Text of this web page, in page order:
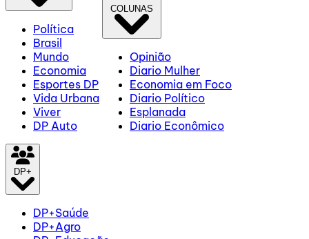
Política
Brasil
Mundo
Economia
Esportes DP
Vida Urbana
Viver
DP Auto
COLUNAS
Opinião
Diario Mulher
Economia em Foco
Diario Político
Esplanada
Diario Econômico
DP+
DP+Saúde
DP+Agro